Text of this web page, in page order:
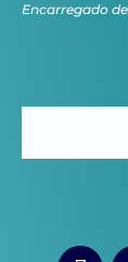
Encarregado